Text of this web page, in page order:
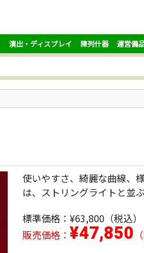
演出・ディスプレイ 陳列什器 運営備
使いやすさ、綺麗な曲線、
は、ストリングライトと並
標準価格： ¥63,800 （税込）
販売価格： ¥47,850